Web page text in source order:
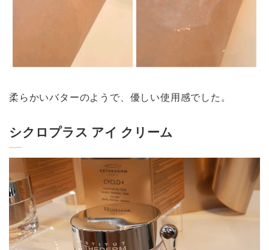
柔らかいバターのようで、優しい使用感でした。
シクロプラス アイ クリーム